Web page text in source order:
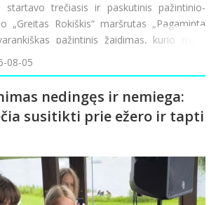
startavo trečiasis ir paskutinis pažintinio-
„Greitas Rokiškis“ maršrutas „Pagaminta
pažintinis žaidimas, kurio metu
užduotis pažvelgsite į
08-05
nedingęs ir nemiega:
susitikti prie ežero ir tapti